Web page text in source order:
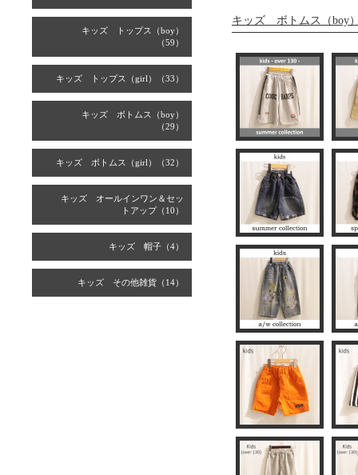
キッズ トップス（boy）
（59）
キッズ トップス（girl）（33）
キッズ ボトムス（boy）
（29）
キッズ ボトムス（girl）（32）
キッズ オールインワン＆セッ
トアップ（10）
キッズ 帽子（4）
キッズ その他雑貨（14）
キッズ ボトムス（boy